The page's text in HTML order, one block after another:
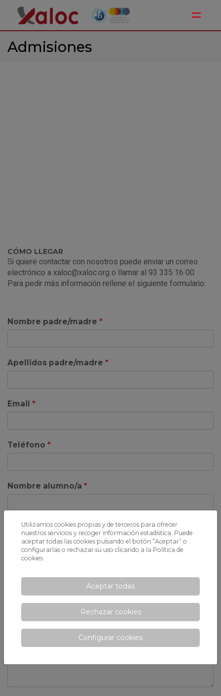
Admisiones
CÓMO LLEGAR
Si quiere contactar con nosotros puede enviar un correo
electrónico a xaloc@xaloc.org o llamar al 93 335 16 00
Para pedir más información rellene el siguiente formulario:
Nombre padre/madre
Apellidos padre/madre
Email
Teléfono
Nombre alumno/a
Fecha de nacimiento alumno/a
Curso que solicita
Utilizamos cookies propias y de terceros para ofrecer
nuestros servicios y recoger información estadística. Puede
aceptar todas las cookies pulsando el botón “Aceptar” o
configurarlas o rechazar su uso clicando a la Política de
cookies
Aceptar todas
Rechazar cookies
Configurar cookies